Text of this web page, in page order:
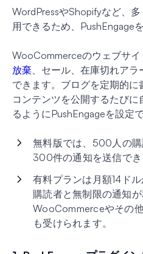
WordPressやShopifyなど、
用できるため、PushEngage
WooCommerceのウェブサイ
放棄、セール、在庫切れア
できます。ブログを定期的
コンテンツを公開するたび
るようにPushEngageを設定で
無料版では、500人の
300件の通知を送信でき
有料プランは月額14ド
購読者と無制限の通知が
WooCommerceやその
も受けられます。